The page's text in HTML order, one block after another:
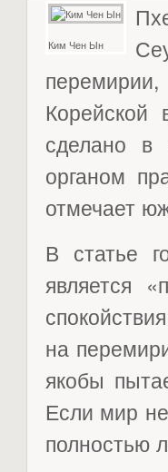
Ким Чен Ын
Корейской
сделано в
органом
отмечает
В статье
является
на
якобы
Если мир
полностью